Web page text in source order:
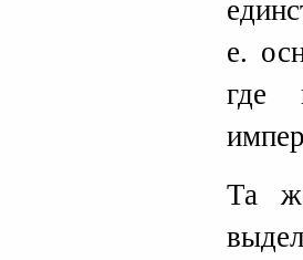
е.
где
Та